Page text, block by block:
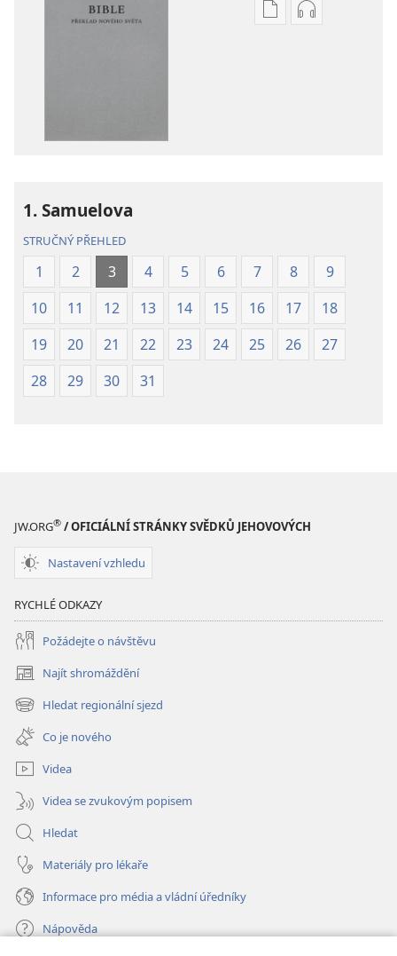
FormátyFormáty
1. Samuelova
STRUČNÝ PŘEHLED
1 2 3 4 5 6 7 8
9
10
11 12 13 14 15 16 17
18
19
20 21 22 23 24 25 26
27
28
29 30 31
JW.ORG® / OFICIÁLNÍ STRÁNKY SVĚDKŮ JEHOVOVÝCH
Nastavení vzhledu
RYCHLÉ ODKAZY
Požádejte o návštěvu
Najít shromáždění
(otevřeno
nové
okno)
Hledat regionální sjezd
(otevřeno
nové
okno)
Co je nového
Videa
Videa se zvukovým popisem
Hledat
Materiály pro lékaře
Informace pro média a vládní úředníky
Nápověda